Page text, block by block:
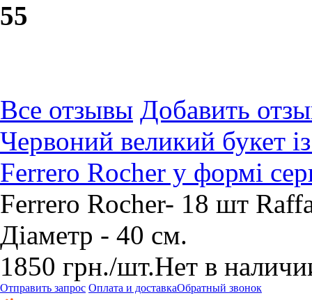
55
Все отзывы Добавить
Червоний великий букет
Ferrero Rocher у формі
Ferrero Rocher- 18 шт
Діаметр - 40 см.
1850 грн./шт.Нет в
Отправить запрос Оплата и доставкаОбратный звонок